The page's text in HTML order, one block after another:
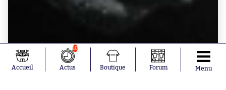
Accueil
10
Actus Boutique Forum Menu